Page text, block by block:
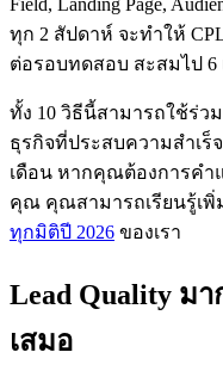
Field, Landing Page,
ทุก 2 สัปดาห์ จะทำให้
ต่อรอบทดสอบ สะสมไป 6
ทั้ง 10 วิธีนี้สามารถใช้ร่ว
ธุรกิจที่ประสบความสำเร็
เดือน หากคุณต้องการคำ
คุณ คุณสามารถเรียนรู้เพิ่
ทุกมิติปี 2026 ของเรา
Lead Quality มา
เสมอ